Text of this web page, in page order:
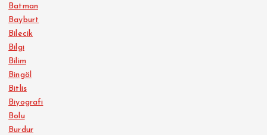
Batman
Bayburt
Bilecik
Bilgi
Bilim
Bingöl
Bitlis
Biyografi
Bolu
Burdur